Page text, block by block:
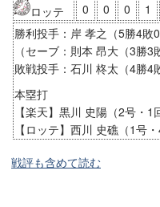
ロッテ
0 0 0 1
勝利投手：岸 孝之（5勝4敗0
（セーブ：則本 昂大（3勝3
敗戦投手：石川 柊太（4勝4
本塁打
【楽天】黒川 史陽（2号・1
【ロッテ】西川 史礁（1号・
戦評も含めて読む